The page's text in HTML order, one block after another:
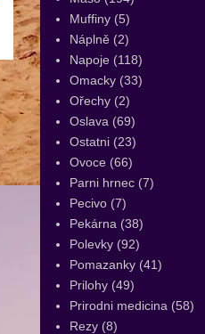
Muffiny (5)
Náplně (2)
Napoje (118)
Omacky (33)
Ořechy (2)
Oslava (69)
Ostatni (23)
Ovoce (66)
Parni hrnec (7)
Pecivo (7)
Pekárna (38)
Polevky (92)
Pomazanky (41)
Prilohy (49)
Prirodni medicina (58)
Rezy (8)